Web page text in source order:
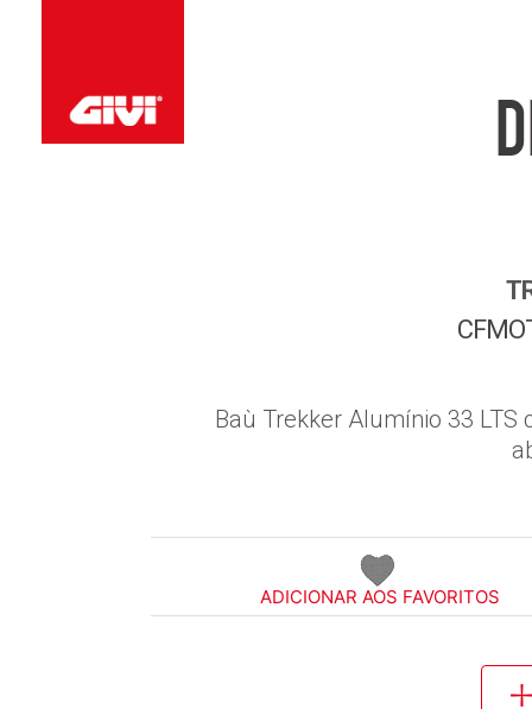
Baù Trekker Alumínio 33
ADICIONAR AOS FAVORITOS